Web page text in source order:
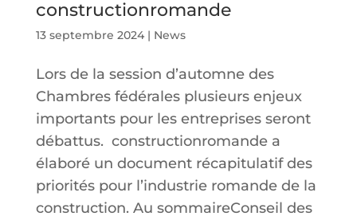
constructionromande
13 septembre 2024| News
Lors de la session d’automne des
Chambres fédérales plusieurs enjeux
importants pour les entreprises seront
débattus. constructionromande a
élaboré un document récapitulatif des
priorités pour l’industrie romande de la
construction. Au sommaireConseil des